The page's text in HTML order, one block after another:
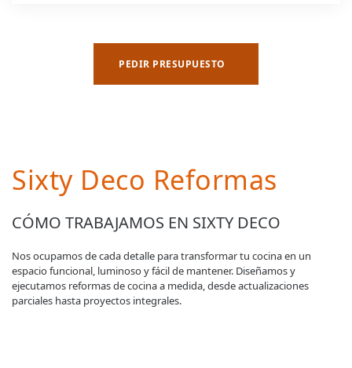
PEDIR PRESUPUESTO
Sixty Deco Reformas
CÓMO TRABAJAMOS EN SIXTY DECO
Nos ocupamos de cada detalle para transformar tu cocina en un
espacio funcional, luminoso y fácil de mantener. Diseñamos y
ejecutamos reformas de cocina a medida, desde actualizaciones
parciales hasta proyectos integrales.